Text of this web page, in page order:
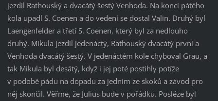
jezdil Rathouský a dvacátý šestý Venhoda. Na konci pátého
kola upadl S. Coenen a do vedení se dostal Valin. Druhý byl
Laengenfelder a třetí S. Coenen, který byl za nedlouho
druhý. Mikula jezdil jedenáctý, Rathouský dvacátý první a
Venhoda dvacátý šestý. V jedenáctém kole chyboval Grau, a
tak Mikula byl desátý, když i jej poté postihly potíže
v podobě pádu na dopadu za jedním ze skoků a závod pro
něj skončil. Věřme, že Julius bude v pořádku. Posléze byl